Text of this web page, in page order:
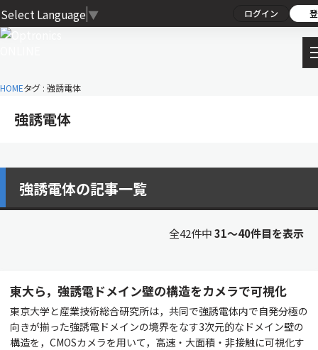
Select Language ▼ ログイン
HOMEタグ : 強誘電体
強誘電体
強誘電体の記事一覧
全42件中31〜40件目を表示
東大ら，強誘電ドメイン壁の構造をカメラで可視化
東京大学と産業技術総合研究所は，共同で強誘電体内で自発分極の
向きが揃った強誘電ドメインの境界をなす3次元的なドメイン壁の
構造を，CMOSカメラを用いて，高速・大面積・非接触に可視化す